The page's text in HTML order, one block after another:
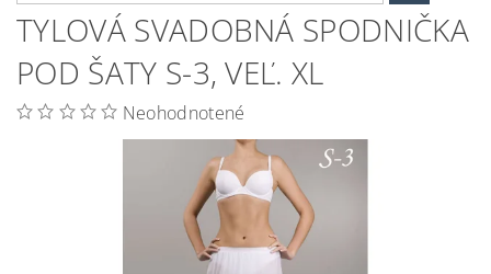
TYLOVÁ SVADOBNÁ SPODNIČKA
POD ŠATY S-3, VEĽ. XL
Neohodnotené